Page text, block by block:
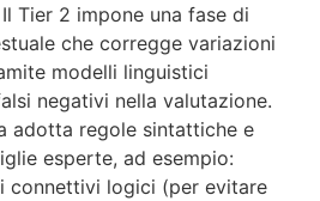
Tier 2 impone una fase di
che corregge variazioni
modelli linguistici
negativi nella valutazione.
adotta regole sintattiche e
esperte, ad esempio:
connettivi logici (per evitare